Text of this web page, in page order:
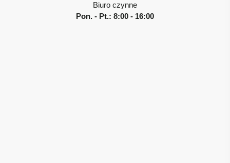
Biuro czynne
Pon. - Pt.: 8:00 - 16:00